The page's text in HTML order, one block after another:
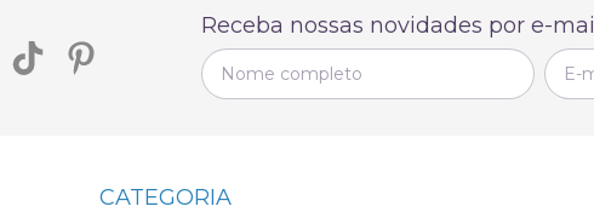
Receba nossas novidades por e-mail
CATEGORIA